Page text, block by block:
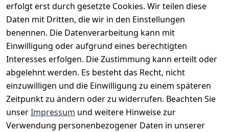
erfolgt erst durch gesetzte Cookies. Wir teilen diese
Daten mit Dritten, die wir in den Einstellungen
benennen. Die Datenverarbeitung kann mit
Einwilligung oder aufgrund eines berechtigten
Interesses erfolgen. Die Zustimmung kann erteilt oder
abgelehnt werden. Es besteht das Recht, nicht
einzuwilligen und die Einwilligung zu einem späteren
Zeitpunkt zu ändern oder zu widerrufen. Beachten Sie
unserImpressum und weitere Hinweise zur
Verwendung personenbezogener Daten in unserer
Rechtliches
AGB
Impressum
Datenschutze
rklärung
Services
Kontakt
Registrieren
Katalog
Zahlungsm
öglichkeite
n
Vorkasse
PayPal
Versanddie
nstleister
Post